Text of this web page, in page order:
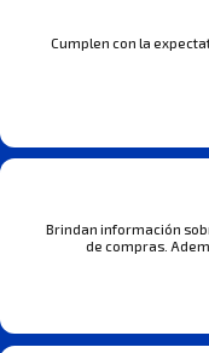
Cumplen con la
Brindan información
de compras.